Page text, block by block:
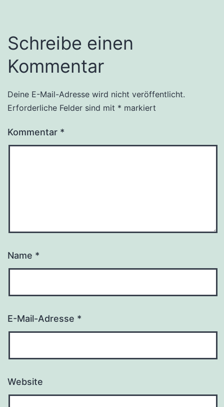
Schreibe einen
Kommentar
Deine E-Mail-Adresse wird nicht veröffentlicht.
Erforderliche Felder sind mit * markiert
Kommentar *
Name *
E-Mail-Adresse *
Website